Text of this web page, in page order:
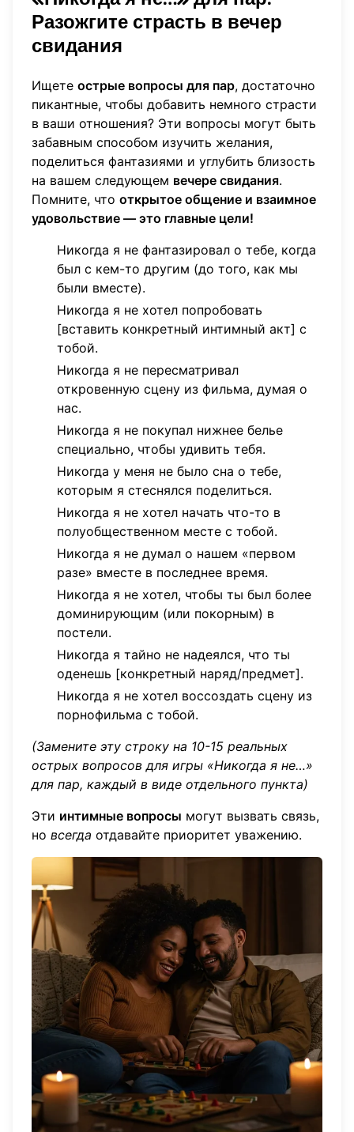
Разожгите страсть в вечер
свидания
Ищете острые вопросы для пар, достаточно
пикантные, чтобы добавить немного страсти
в ваши отношения? Эти вопросы могут быть
забавным способом изучить желания,
поделиться фантазиями и углубить близость
на вашем следующем вечере свидания.
Помните, что открытое общение и взаимное
удовольствие — это главные цели!
Никогда я не фантазировал о тебе, когда
был с кем-то другим (до того, как мы
были вместе).
Никогда я не хотел попробовать
[вставить конкретный интимный акт] с
тобой.
Никогда я не пересматривал
откровенную сцену из фильма, думая о
нас.
Никогда я не покупал нижнее белье
специально, чтобы удивить тебя.
Никогда у меня не было сна о тебе,
которым я стеснялся поделиться.
Никогда я не хотел начать что-то в
полуобщественном месте с тобой.
Никогда я не думал о нашем «первом
разе» вместе в последнее время.
Никогда я не хотел, чтобы ты был более
доминирующим (или покорным) в
постели.
Никогда я тайно не надеялся, что ты
оденешь [конкретный наряд/предмет].
Никогда я не хотел воссоздать сцену из
порнофильма с тобой.
(Замените эту строку на 10-15 реальных
острых вопросов для игры «Никогда я не…»
для пар, каждый в виде отдельного пункта)
Эти интимные вопросы могут вызвать связь,
но всегда отдавайте приоритет уважению.